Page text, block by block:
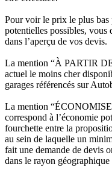
Pour voir le prix le plus bas
potentielles possibles, vous
dans l’aperçu de vos devis.
La mention “À PARTIR
actuel le moins cher
garages référencés sur
La mention
correspond à l’économie
fourchette entre la
au sein de laquelle un
fait une demande de devis
dans le rayon